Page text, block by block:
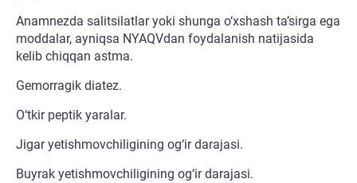
Anamnezda salitsilatlar yoki shunga o‘xshash ta’sirga ega
moddalar, ayniqsa NYAQVdan foydalanish natijasida
kelib chiqqan astma.
Gemorragik diatez.
O‘tkir peptik yaralar.
Jigar yetishmovchiligining og‘ir darajasi.
Buyrak yetishmovchiligining og‘ir darajasi.